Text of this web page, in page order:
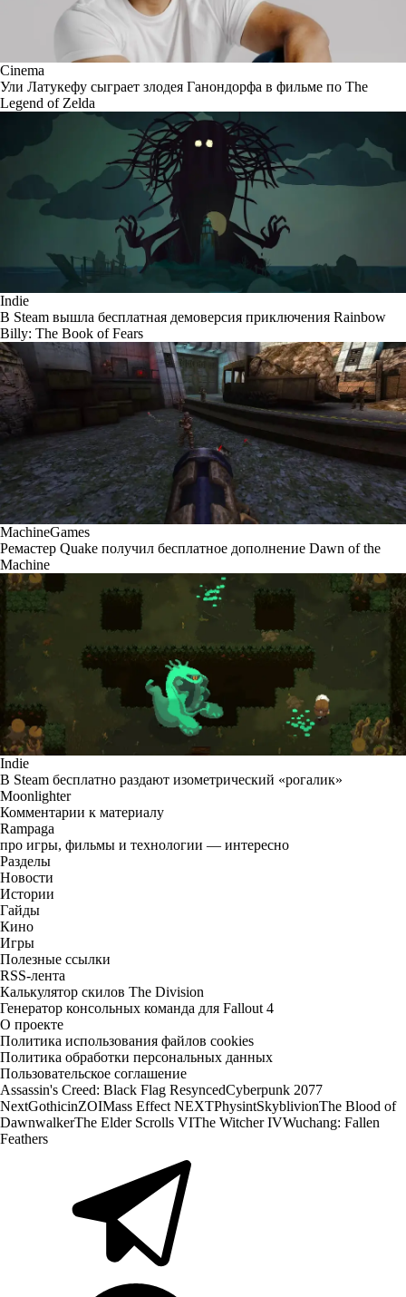
Cinema
Ули Латукефу сыграет злодея Ганондорфа в фильме по The
Legend of Zelda
Indie
В Steam вышла бесплатная демоверсия приключения Rainbow
Billy: The Book of Fears
MachineGames
Ремастер Quake получил бесплатное дополнение Dawn of the
Machine
Indie
В Steam бесплатно раздают изометрический «рогалик»
Moonlighter
Комментарии к материалу
Rampaga
про игры, фильмы и технологии — интересно
Разделы
Новости
Истории
Гайды
Кино
Игры
Полезные ссылки
RSS-лента
Калькулятор скилов The Division
Генератор консольных команда для Fallout 4
О проекте
Политика использования файлов cookies
Политика обработки персональных данных
Пользовательское соглашение
Assassin's Creed: Black Flag ResyncedCyberpunk 2077
NextGothicinZOIMass Effect NEXTPhysintSkyblivionThe Blood of
DawnwalkerThe Elder Scrolls VIThe Witcher IVWuchang: Fallen
Feathers